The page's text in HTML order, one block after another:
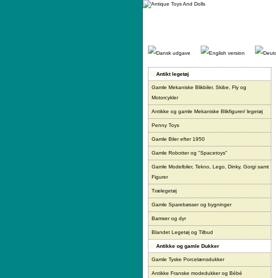
Gå
Antikt legetøj
Gamle Mekaniske Blikbiler, Skibe, Fly og
Motorcykler
Antikke og gamle Mekaniske Blikfigurer/ legetøj
Penny Toys
Gamle Biler efter 1950
Gamle Robotter og "Spacetoys"
Gamle Modelbiler, Tekno, Lego, Dinky, Gorgi samt
Figurer
Trælegetøj
Gamle Sparebøsser og bygninger
Bamser og dyr
Blandet Legetøj og Tilbud
Antikke og gamle Dukker
Gamle Tyske Porcelænsdukker
Antikke Franske modedukker og Bébé